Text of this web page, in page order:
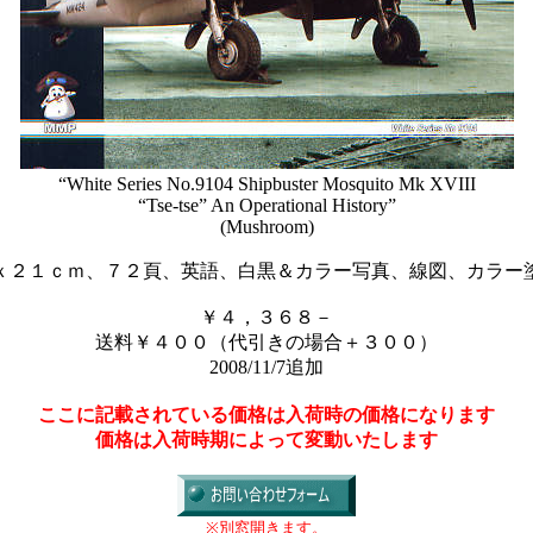
“White Series No.9104 Shipbuster Mosquito Mk XVIII
“Tse-tse” An Operational History”
(Mushroom)
２１ｃｍ、７２頁、英語、白黒＆カラー写真、線図、カラー
￥４，３６８－
送料￥４００（代引きの場合＋３００）
2008/11/7追加
ここに記載されている価格は入荷時の価格になります
価格は入荷時期によって変動いたします
※別窓開きます。